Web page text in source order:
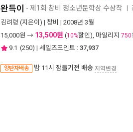
완득이 - 제1회 창비 청소년문학상 수상작
김려령 (지은이) | 창비 | 2008년 3월
15,000원 → 13,500원 (10%할인), 마일리지 750
9.1 (250) | 세일즈포인트 : 37,937
양탄자배송 밤 11시 잠들기전 배송 지역변경